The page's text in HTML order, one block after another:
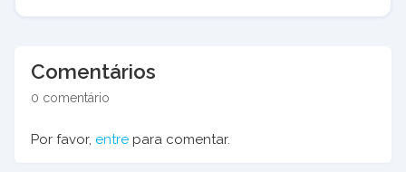
Comentários
0 comentário
Por favor, entre para comentar.